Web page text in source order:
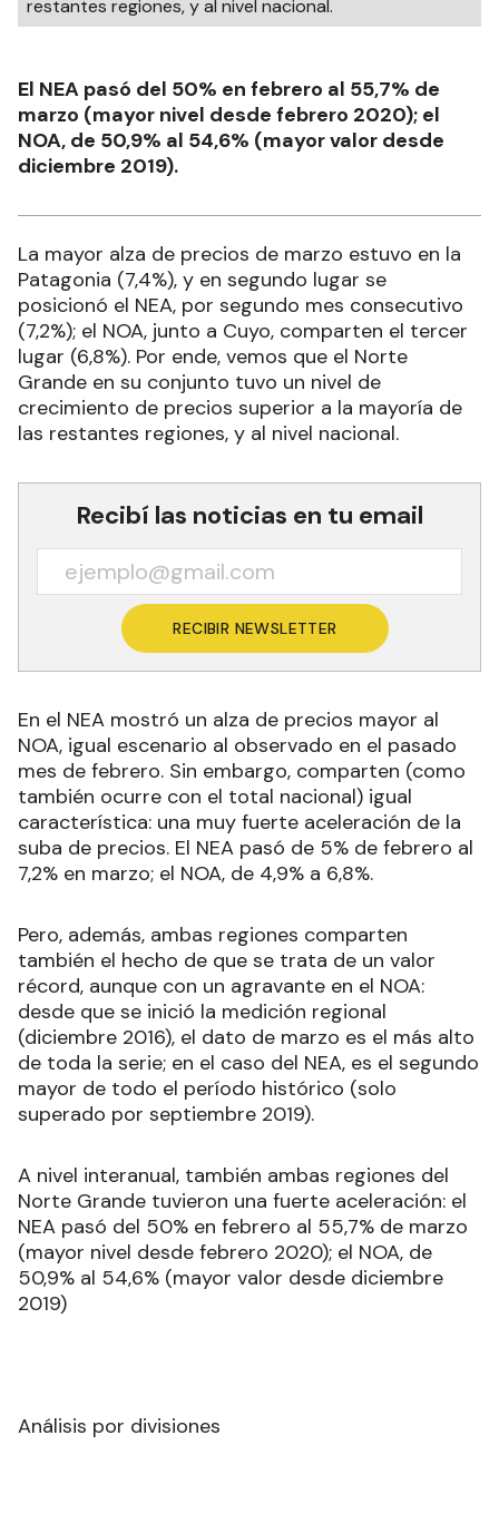
restantes regiones, y al nivel nacional.
El NEA pasó del 50% en febrero al 55,7% de
marzo (mayor nivel desde febrero 2020); el
NOA, de 50,9% al 54,6% (mayor valor desde
diciembre 2019).
La mayor alza de precios de marzo estuvo en la
Patagonia (7,4%), y en segundo lugar se
posicionó el NEA, por segundo mes consecutivo
(7,2%); el NOA, junto a Cuyo, comparten el tercer
lugar (6,8%). Por ende, vemos que el Norte
Grande en su conjunto tuvo un nivel de
crecimiento de precios superior a la mayoría de
las restantes regiones, y al nivel nacional.
Recibí las noticias en tu email
RECIBIR NEWSLETTER
En el NEA mostró un alza de precios mayor al
NOA, igual escenario al observado en el pasado
mes de febrero. Sin embargo, comparten (como
también ocurre con el total nacional) igual
característica: una muy fuerte aceleración de la
suba de precios. El NEA pasó de 5% de febrero al
7,2% en marzo; el NOA, de 4,9% a 6,8%.
Pero, además, ambas regiones comparten
también el hecho de que se trata de un valor
récord, aunque con un agravante en el NOA:
desde que se inició la medición regional
(diciembre 2016), el dato de marzo es el más alto
de toda la serie; en el caso del NEA, es el segundo
mayor de todo el período histórico (solo
superado por septiembre 2019).
A nivel interanual, también ambas regiones del
Norte Grande tuvieron una fuerte aceleración: el
NEA pasó del 50% en febrero al 55,7% de marzo
(mayor nivel desde febrero 2020); el NOA, de
50,9% al 54,6% (mayor valor desde diciembre
2019)
Análisis por divisiones